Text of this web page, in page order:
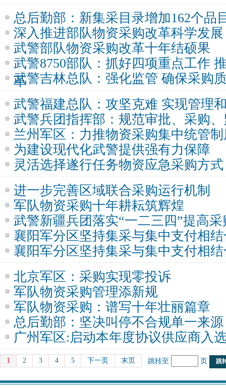
总后勤部：新集采目录增加162个品
深入推进部队物资采购改革科学发展
武警部队物资采购改革十年结硕果
武警8750部队：抓好四项重点工作
革
武警吉林总队：强化监管 确保采购
武警福建总队：攻坚克难 实现管理
武警兵团指挥部：规范审批、采购
兰州军区：力推物资采购集中统管
为建设现代化武警提供强有力保障
灵活选择遂行任务物资应急采购方式
进一步完善区域联合采购运行机制
军队物资采购十年耕耘筑辉煌
武警新疆兵团落实“一二三四”提高
襄阳军分区坚持集采与集中支付相
襄阳军分区坚持集采与集中支付相
北京军区：采购实现零投诉
军队物资采购管理添新规
军队物资采购：谱写十年壮丽篇章
总后勤部：坚决叫停不合规单一来源
广州军区:启动本年度协议供应商入
1 2 3 4 5 下一页 末页 跳转至 页